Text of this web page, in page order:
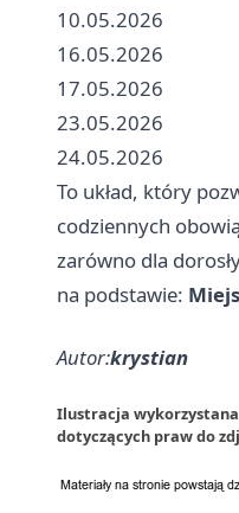
10.05.2026
16.05.2026
17.05.2026
23.05.2026
24.05.2026
To układ, który
codziennych
zarówno dla
na podstawie:
Autor:krystian
Ilustracja wykorzystana
dotyczących praw do